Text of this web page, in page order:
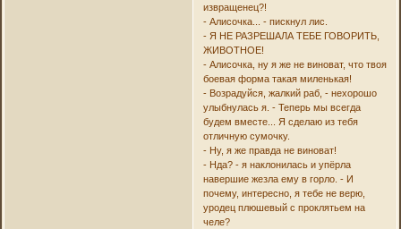
извращенец?!
- Алисочка... - пискнул лис.
- Я НЕ РАЗРЕШАЛА ТЕБЕ ГОВОРИТЬ,
ЖИВОТНОЕ!
- Алисочка, ну я же не виноват, что твоя
боевая форма такая миленькая!
- Возрадуйся, жалкий раб, - нехорошо
улыбнулась я. - Теперь мы всегда
будем вместе... Я сделаю из тебя
отличную сумочку.
- Ну, я же правда не виноват!
- Нда? - я наклонилась и упёрла
навершие жезла ему в горло. - И
почему, интересно, я тебе не верю,
уродец плюшевый с проклятьем на
челе?